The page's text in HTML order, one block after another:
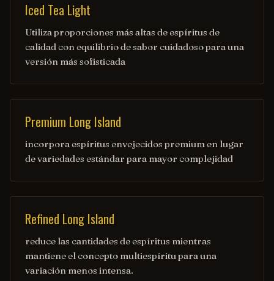
Iced Tea Light
Utiliza proporciones más altas de espíritus de
calidad con equilibrio de sabor cuidadoso para una
versión más sofisticada
Premium Long Island
incorpora espíritus envejecidos premium en lugar
de variedades estándar para mayor complejidad
Refined Long Island
reduce las cantidades de espíritus mientras
mantiene el concepto multiespíritu para una
variación menos intensa.